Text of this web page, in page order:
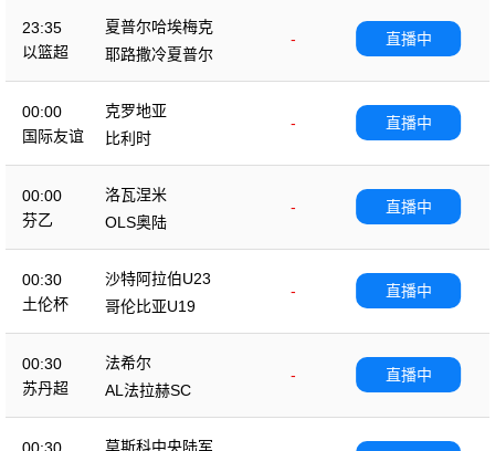
23:35
以篮超
夏普尔哈埃梅克
-
耶路撒冷夏普尔
直播中
00:00
国际友谊
克罗地亚
-
比利时
直播中
00:00
芬乙
洛瓦涅米
-
OLS奥陆
直播中
00:30
土伦杯
沙特阿拉伯U23
-
哥伦比亚U19
直播中
00:30
苏丹超
法希尔
-
AL法拉赫SC
直播中
莫斯科中央陆军